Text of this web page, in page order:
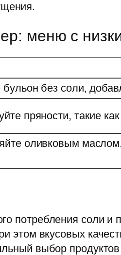
меню с
бульон без соли,
пряности, такие
оливковым
потребления соли и
этом вкусовых
выбор